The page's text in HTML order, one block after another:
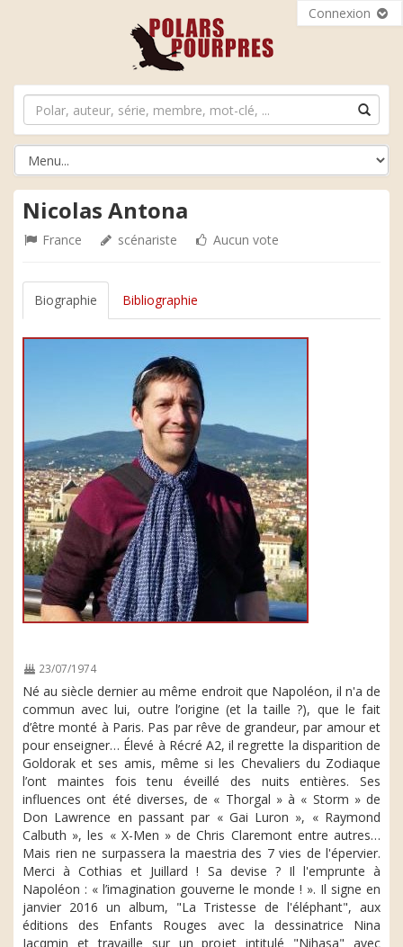
Connexion
Nicolas Antona
France scénariste Aucun vote
Biographie Bibliographie
23/07/1974
Né au siècle dernier au même endroit que Napoléon, il n'a de
commun avec lui, outre l’origine (et la taille ?), que le fait
d’être monté à Paris. Pas par rêve de grandeur, par amour et
pour enseigner… Élevé à Récré A2, il regrette la disparition de
Goldorak et ses amis, même si les Chevaliers du Zodiaque
l’ont maintes fois tenu éveillé des nuits entières. Ses
influences ont été diverses, de « Thorgal » à « Storm » de
Don Lawrence en passant par « Gai Luron », « Raymond
Calbuth », les « X-Men » de Chris Claremont entre autres…
Mais rien ne surpassera la maestria des 7 vies de l'épervier.
Merci à Cothias et Juillard ! Sa devise ? Il l'emprunte à
Napoléon : « l’imagination gouverne le monde ! ». Il signe en
janvier 2016 un album, "La Tristesse de l'éléphant", aux
éditions des Enfants Rouges avec la dessinatrice Nina
Jacqmin et travaille sur un projet intitulé "Nihasa" avec